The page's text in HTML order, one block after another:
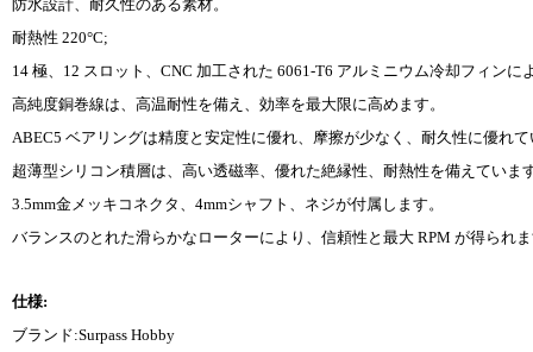
防水設計、耐久性のある素材。
耐熱性 220­°C;
14 極、12 スロット、CNC 加工された 6061-T6 アルミニウム冷却フィン
高純度銅巻線は、高温耐性を備え、効率を最大限に高めます。
ABEC5 ベアリングは精度と安定性に優れ、摩擦が少なく、耐久性に優れ
超薄型シリコン積層は、高い透磁率、優れた絶縁性、耐熱性を備えていま
3.5mm金メッキコネクタ、4mmシャフト、ネジが付属します。
バランスのとれた滑らかなローターにより、信頼性と最大 RPM が得られ
仕様:
ブランド:Surpass Hobby